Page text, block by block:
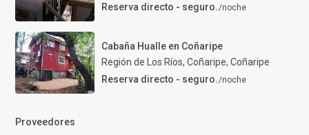
Reserva directo - seguro./noche
Cabaña Hualle en Coñaripe
Región de Los Ríos, Coñaripe, Coñaripe
Reserva directo - seguro./noche
Proveedores